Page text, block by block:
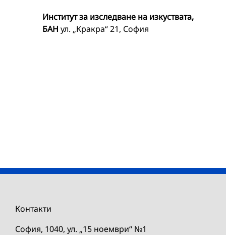
Институт за изследване на изкуствата,
БАН ул. „Кракра“ 21, София
Контакти
София, 1040, ул. „15 ноември“ №1